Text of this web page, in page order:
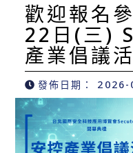
歡迎報名
22日(三)
產業倡議
發佈日期： 2026-